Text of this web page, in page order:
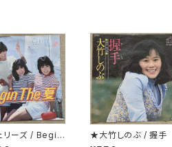
リーズ / Begin
★大竹しのぶ / 握手